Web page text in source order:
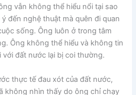
vẫn không thể hiểu nổi tại sao
đến nghệ thuật mà quên đi quan
sống. Ông luôn ở trong tâm
Ông không thể hiểu và không tin
với đất nước lại bị coi thường.
thực tế đau xót của đất nước,
không nhìn thấy do ông chỉ chạy